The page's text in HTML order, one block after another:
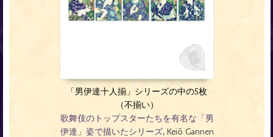
「男伊達十人揃」シリーズの中の5枚
（不揃い）
歌舞伎のトップスターたちを有名な「男
伊達」姿で描いたシリーズ, Keiō Gannen